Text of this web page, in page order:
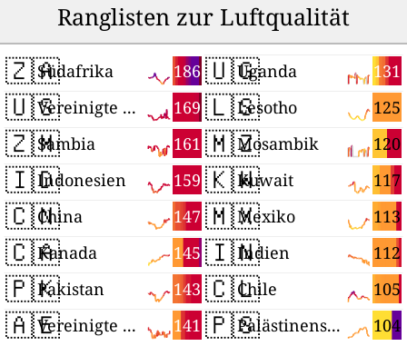
Ranglisten zur Luftqualität
🇿🇦 186
Südafrika
🇺🇸 169
Vereinigte Staaten
🇿🇲 161
Sambia
🇮🇩 159
Indonesien
🇨🇳 147
China
🇨🇦 145
Kanada
🇵🇰 143
Pakistan
🇦🇪 141
Vereinigte Arabische Emirate
🇺🇬 131
Uganda
🇱🇸 125
Lesotho
🇲🇿 120
Mosambik
🇰🇼 117
Kuwait
🇲🇽 113
Mexiko
🇮🇳 112
Indien
🇨🇱 105
Chile
🇵🇸 104
Palästinensische Autonomiegebiete